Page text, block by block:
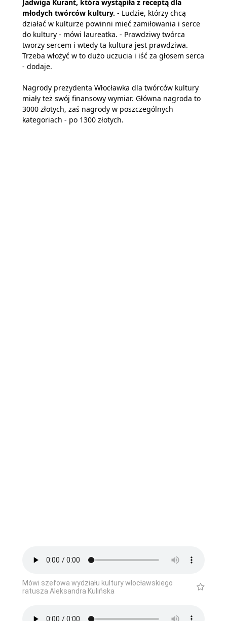
Jadwiga Kurant, która wystąpiła z receptą dla
młodych twórców kultury. - Ludzie, którzy chcą
działać w kulturze powinni mieć zamiłowania i serce
do kultury - mówi laureatka. - Prawdziwy twórca
tworzy sercem i wtedy ta kultura jest prawdziwa.
Trzeba włożyć w to dużo uczucia i iść za głosem serca
- dodaje.
Nagrody prezydenta Włocławka dla twórców kultury
miały też swój finansowy wymiar. Główna nagroda to
3000 złotych, zaś nagrody w poszczególnych
kategoriach - po 1300 złotych.
Mówi szefowa wydziału kultury włocławskiego
ratusza Aleksandra Kulińska